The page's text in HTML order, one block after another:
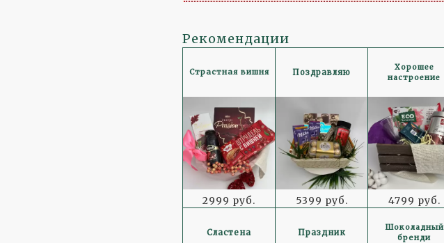
Рекомендации
Страстная вишня
2999 руб.
Поздравляю
5399 руб.
Хорошее
настроение
4799 руб.
Сластена Праздник
Шоколадный
бренди